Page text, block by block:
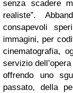
senza scadere
realiste”.
consapevoli
immagini, per
cinematografia,
servizio
offrendo uno
passato, della